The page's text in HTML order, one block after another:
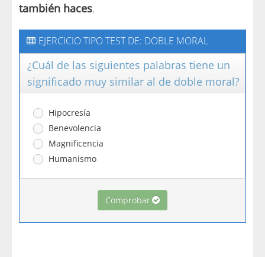
también haces.
EJERCICIO TIPO TEST DE: DOBLE MORAL
¿Cuál de las siguientes palabras tiene un
significado muy similar al de doble moral?
Hipocresía
Benevolencia
Magnificencia
Humanismo
Comprobar